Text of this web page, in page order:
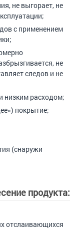
не выгорает, не
с применением
не
следов и не
низким расходом;
покрытие;
(снаружи
продукта:
отслаивающихся